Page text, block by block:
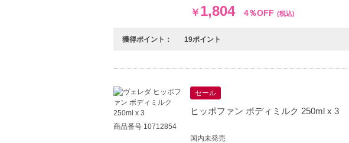
￥ 1,804 4％OFF (税込)
獲得ポイント： 19ポイント
商品番号 10712854
セール
ヒッポファン ボディミルク 250ml x 3
国内未発売